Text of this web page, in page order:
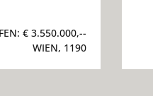
€ 3.550.000,--
WIEN, 1190